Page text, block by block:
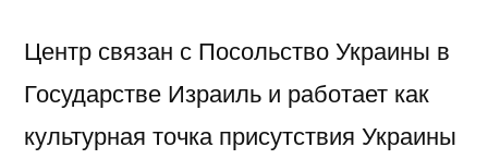
Центр связан с Посольство Украины в
Государстве Израиль и работает как
культурная точка присутствия Украины